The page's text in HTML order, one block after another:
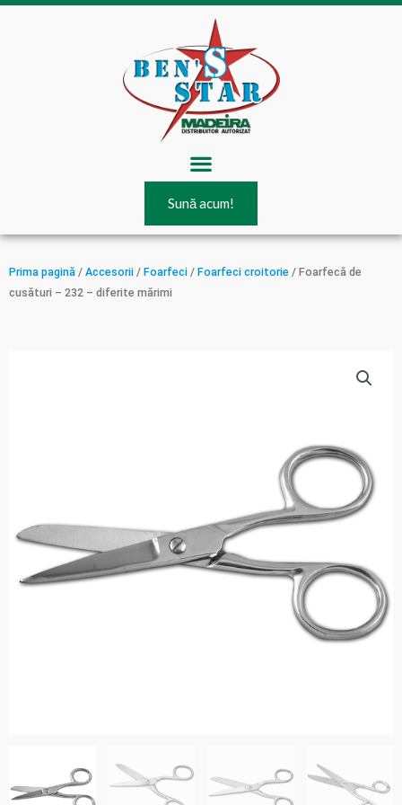
Skip
Menu
Sună acum!
Prima pagină / Accesorii / Foarfeci / Foarfeci croitorie / Foarfecă de
cusături – 232 – diferite mărimi